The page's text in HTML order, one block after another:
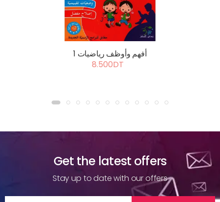
أفهم وأوظف رياضيات 1
8.500DT
Get the latest offers
Stay up to date with our offers